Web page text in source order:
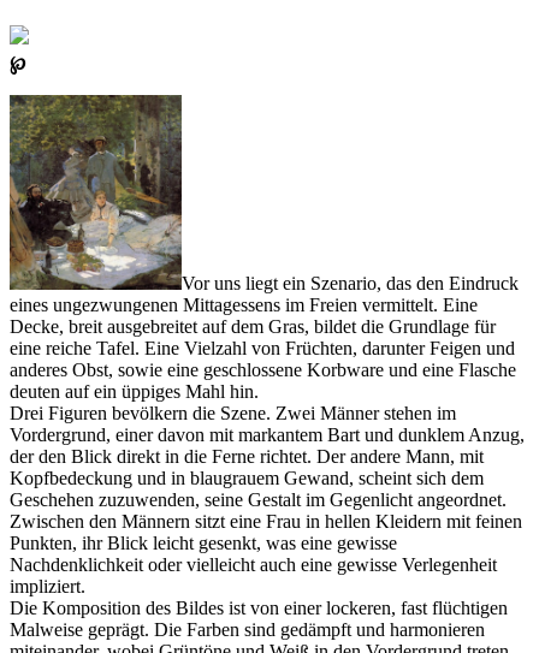
℘
Vor uns liegt ein Szenario, das den Eindruck
eines ungezwungenen Mittagessens im Freien vermittelt. Eine
Decke, breit ausgebreitet auf dem Gras, bildet die Grundlage für
eine reiche Tafel. Eine Vielzahl von Früchten, darunter Feigen und
anderes Obst, sowie eine geschlossene Korbware und eine Flasche
deuten auf ein üppiges Mahl hin.
Drei Figuren bevölkern die Szene. Zwei Männer stehen im
Vordergrund, einer davon mit markantem Bart und dunklem Anzug,
der den Blick direkt in die Ferne richtet. Der andere Mann, mit
Kopfbedeckung und in blaugrauem Gewand, scheint sich dem
Geschehen zuzuwenden, seine Gestalt im Gegenlicht angeordnet.
Zwischen den Männern sitzt eine Frau in hellen Kleidern mit feinen
Punkten, ihr Blick leicht gesenkt, was eine gewisse
Nachdenklichkeit oder vielleicht auch eine gewisse Verlegenheit
impliziert.
Die Komposition des Bildes ist von einer lockeren, fast flüchtigen
Malweise geprägt. Die Farben sind gedämpft und harmonieren